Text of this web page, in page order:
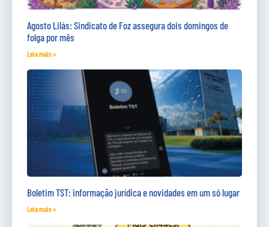
Agosto Lilás: Sindicato de Foz assegura dois domingos de
folga por mês
Leia mais »
Boletim TST: informação jurídica e novidades em um só lugar
Leia mais »